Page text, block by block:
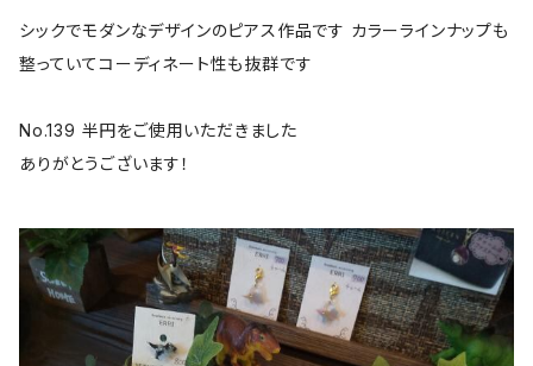
シックでモダンなデザインのピアス作品です カラーラインナップも
整っていてコーディネート性も抜群です
No.139 半円をご使用いただきました
ありがとうございます！